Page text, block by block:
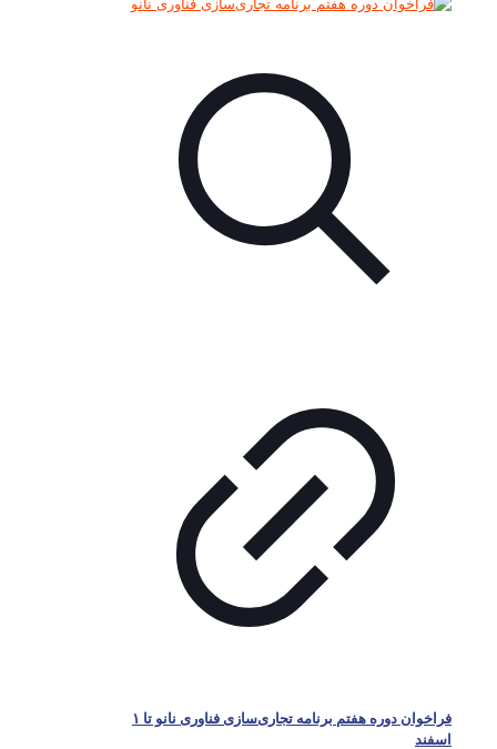
فراخوان دوره هفتم برنامه تجاری‌سازی فناوری نانو تا ۱
اسفند